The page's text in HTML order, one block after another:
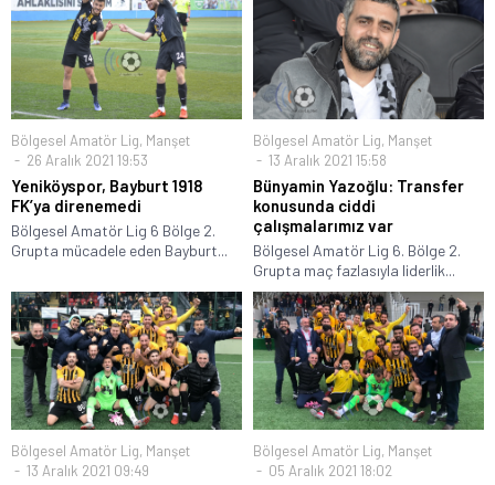
Bölgesel Amatör Lig, Manşet
26 Aralık 2021 19:53
Yeniköyspor, Bayburt 1918
FK’ya direnemedi
Bölgesel Amatör Lig 6 Bölge 2.
Grupta mücadele eden Bayburt...
Bölgesel Amatör Lig, Manşet
13 Aralık 2021 15:58
Bünyamin Yazoğlu: Transfer
konusunda ciddi
çalışmalarımız var
Bölgesel Amatör Lig 6. Bölge 2.
Grupta maç fazlasıyla liderlik...
Bölgesel Amatör Lig, Manşet
13 Aralık 2021 09:49
Bölgesel Amatör Lig, Manşet
05 Aralık 2021 18:02